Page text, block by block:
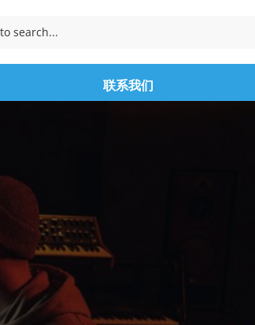
联系我们